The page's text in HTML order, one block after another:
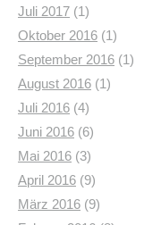
Oktober 2016
September 2016(1)
August 2016(1)
Juli 2016(4)
Juni 2016 (6)
Mai 2016(3)
April 2016 (9)
März 2016 (9)
Februar 2016(8)